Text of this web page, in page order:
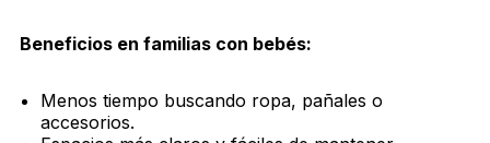
Beneficios en familias con bebés:
Menos tiempo buscando ropa, pañales o
accesorios.